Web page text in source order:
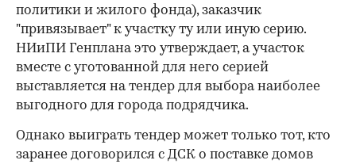
политики и жилого фонда), заказчик
"привязывает" к участку ту или иную серию.
НИиПИ Генплана это утверждает, а участок
вместе с уготованной для него серией
выставляется на тендер для выбора наиболее
выгодного для города подрядчика.
Однако выиграть тендер может только тот, кто
заранее договорился с ДСК о поставке домов